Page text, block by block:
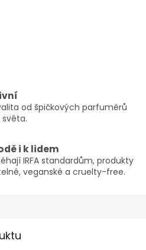
od špičkových parfumérů
i k lidem
IRFA standardům, produkty
veganské a cruelty-free.